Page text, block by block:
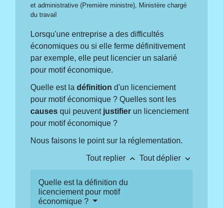
et administrative (Première ministre), Ministère chargé
du travail
Lorsqu'une entreprise a des difficultés
économiques ou si elle ferme définitivement
par exemple, elle peut licencier un salarié
pour motif économique.
Quelle est ladéfinition d'un licenciement
pour motif économique ? Quelles sont les
causes qui peuvent justifier un licenciement
pour motif économique ?
Nous faisons le point sur la réglementation.
Tout replier keyboard_arrow_up Tout déplier keyboard_arrow_down
Quelle est la définition du
licenciement pour motif
économique ?